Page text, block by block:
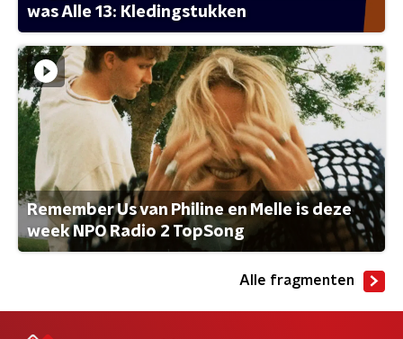
was Alle 13: Kledingstukken
Remember Us van Philine en Melle is deze
week NPO Radio 2 TopSong
Alle fragmenten